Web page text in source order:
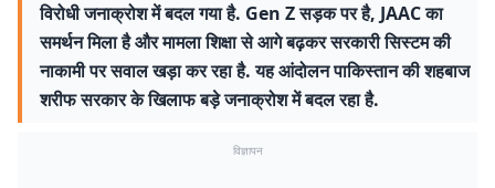
विरोधी जनाक्रोश में बदल गया है. Gen Z सड़क पर है, JAAC का
समर्थन मिला है और मामला शिक्षा से आगे बढ़कर सरकारी सिस्टम की
नाकामी पर सवाल खड़ा कर रहा है. यह आंदोलन पाकिस्तान की शहबाज
शरीफ सरकार के खिलाफ बड़े जनाक्रोश में बदल रहा है.
विज्ञापन